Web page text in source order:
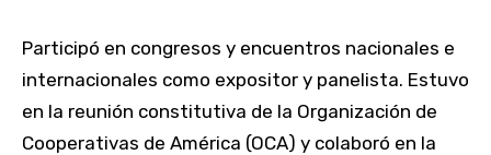
Participó en congresos y encuentros nacionales e
internacionales como expositor y panelista. Estuvo
en la reunión constitutiva de la Organización de
Cooperativas de América (OCA) y colaboró en la